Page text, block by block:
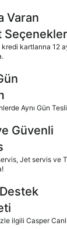
Varan
kredi kartlarına 12
Aynı Gün
Güvenli
Jet servis ve
ilgili Casper